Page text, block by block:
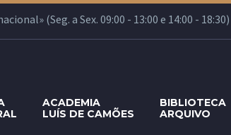
(Seg. a Sex. 09:00 - 13:00 e 14:00 - 18:30)
ACADEMIA
LUÍS DE CAMÕES
BIBLIOTECA
ARQUIVO